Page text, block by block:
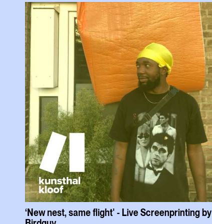
‘New nest, same flight' - Live Screenprinting by